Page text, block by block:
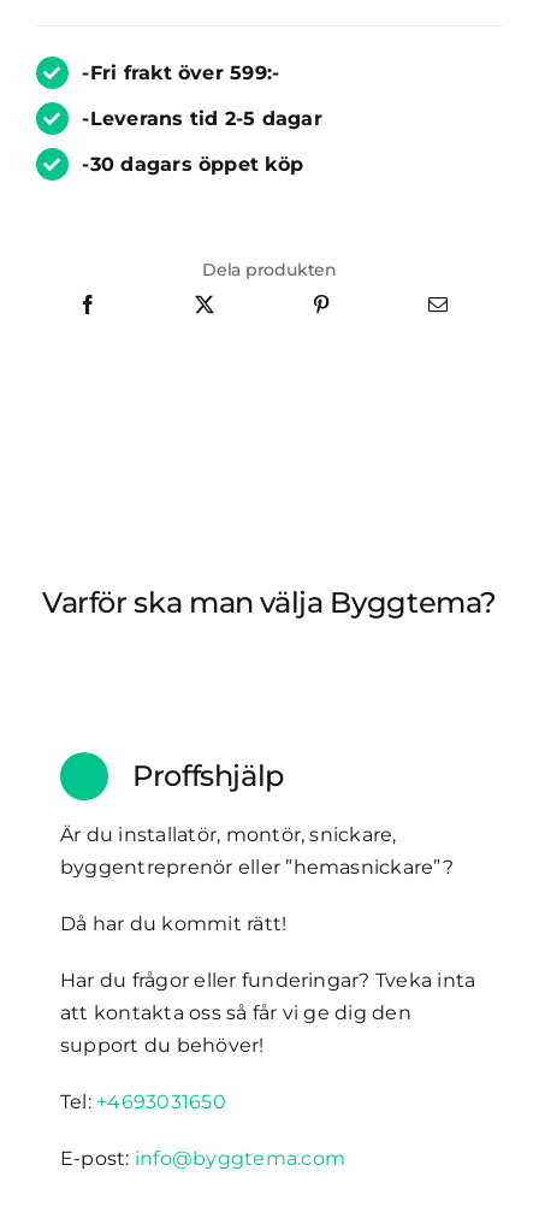
-Fri frakt över 599:-
-Leverans tid 2-5 dagar
-30 dagars öppet köp
Dela produkten
Varför ska man välja Byggtema?
Proffshjälp
Är du installatör, montör, snickare,
byggentreprenör eller ”hemasnickare”?
Då har du kommit rätt!
Har du frågor eller funderingar? Tveka inta
att kontakta oss så får vi ge dig den
support du behöver!
Tel: +4693031650
E-post: info@byggtema.com